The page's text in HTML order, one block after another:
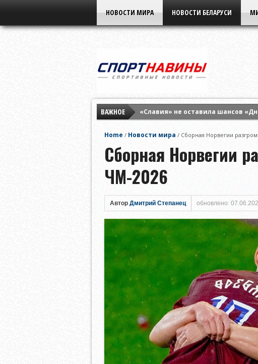
НОВОСТИ МИРА НОВОСТИ БЕЛАРУСИ
ВАЖНОЕ
«Славия» не оставила шансов
Home / Новости мира / Сборная Норвегии
Сборная Норвегии
ЧМ-2026
Автор Дмитрий Степанец обновлено: